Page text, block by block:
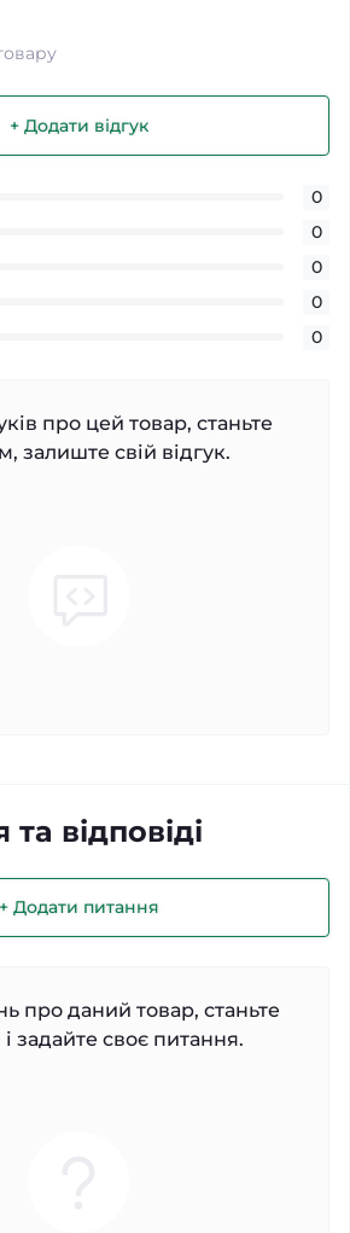
+ Додати відгук
0
0
0
0
0
про цей товар, станьте
залиште свій відгук.
відповіді
+ Додати питання
про даний товар, станьте
задайте своє питання.